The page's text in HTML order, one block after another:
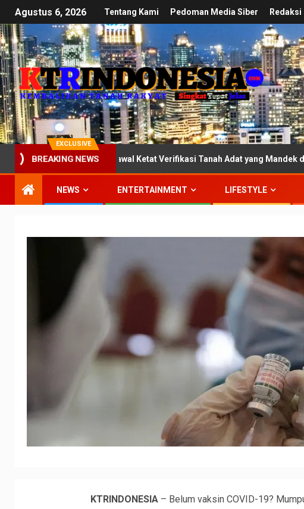
Agustus 6, 2026 Tentang Kami Pedoman Media Siber Redaksi
EXCLUSIVE
BREAKING NEWS
III DPR: Kawal Ketat Verifikasi Tanah Adat yang Mandek di
NEWS ENTERTAINMENT LIFESTYLE
KTRINDONESIA – Belum vaksin COVID-19?